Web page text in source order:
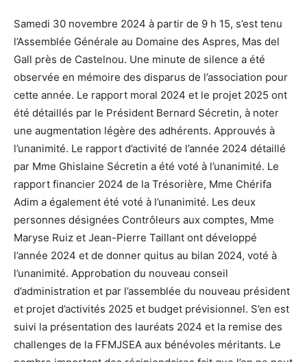
Samedi 30 novembre 2024 à partir de 9 h 15, s’est tenu
l’Assemblée Générale au Domaine des Aspres, Mas del
Gall près de Castelnou. Une minute de silence a été
observée en mémoire des disparus de l’association pour
cette année. Le rapport moral 2024 et le projet 2025 ont
été détaillés par le Président Bernard Sécretin, à noter
une augmentation légère des adhérents. Approuvés à
l’unanimité. Le rapport d’activité de l’année 2024 détaillé
par Mme Ghislaine Sécretin a été voté à l’unanimité. Le
rapport financier 2024 de la Trésorière, Mme Chérifa
Adim a également été voté à l’unanimité. Les deux
personnes désignées Contrôleurs aux comptes, Mme
Maryse Ruiz et Jean-Pierre Taillant ont développé
l’année 2024 et de donner quitus au bilan 2024, voté à
l’unanimité. Approbation du nouveau conseil
d’administration et par l’assemblée du nouveau président
et projet d’activités 2025 et budget prévisionnel. S’en est
suivi la présentation des lauréats 2024 et la remise des
challenges de la FFMJSEA aux bénévoles méritants. Le